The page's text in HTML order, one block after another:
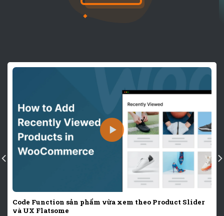
Code Function sản phẩm vừa xem theo Product Slider
và UX Flatsome